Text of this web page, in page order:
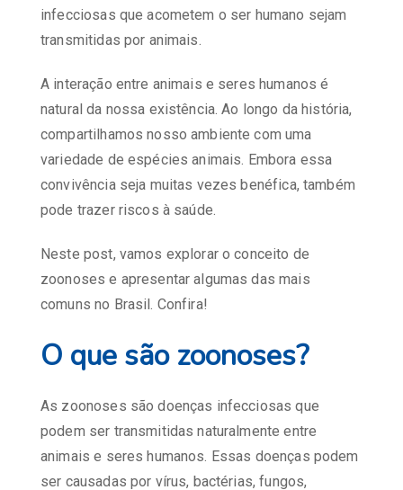
infecciosas que acometem o ser humano sejam
transmitidas por animais.
A interação entre animais e seres humanos é
natural da nossa existência. Ao longo da história,
compartilhamos nosso ambiente com uma
variedade de espécies animais. Embora essa
convivência seja muitas vezes benéfica, também
pode trazer riscos à saúde.
Neste post, vamos explorar o conceito de
zoonoses e apresentar algumas das mais
comuns no Brasil. Confira!
O que são zoonoses?
As zoonoses são doenças infecciosas que
podem ser transmitidas naturalmente entre
animais e seres humanos. Essas doenças podem
ser causadas por vírus, bactérias, fungos,